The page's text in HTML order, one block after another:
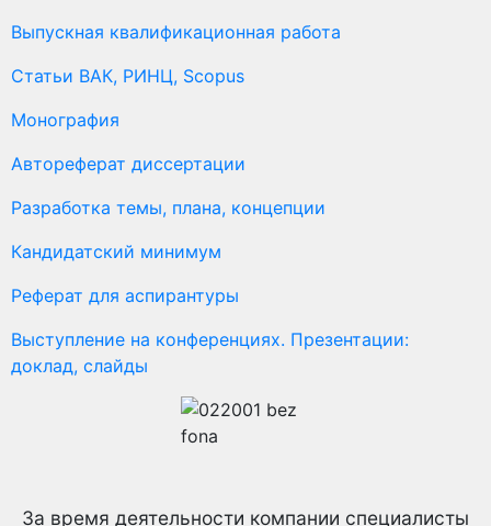
Выпускная квалификационная работа
Статьи ВАК, РИНЦ, Scopus
Монография
Автореферат диссертации
Разработка темы, плана, концепции
Кандидатский минимум
Реферат для аспирантуры
Выступление на конференциях. Презентации:
доклад, слайды
За время деятельности компании специалисты